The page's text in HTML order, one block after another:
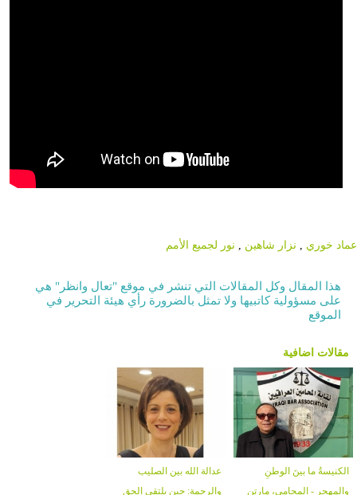
عماد خوري نزار شاهين نور لجميع الأمم
هذا المقال وكل المقالات التي تنشر في موقع "تعال وانظر" هي
على مسؤولية كاتبيها ولا تمثل بالضرورة رأي هيئة التحرير في
الموقع
مقالات اضافية
الكنيسةُ ما بينَ الوطنِ
والمهجرِ - المحامي، مارتن
عدالة الله بين الصليب
والرحمة: حين يلتقي الحق